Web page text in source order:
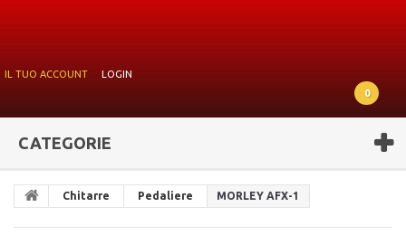
IL TUO ACCOUNT
LOGIN
0
CATEGORIE
Chitarre Pedaliere MORLEY AFX-1